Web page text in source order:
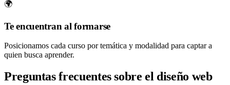
🌍
Te encuentran al formarse
Posicionamos cada curso por temática y modalidad para captar a
quien busca aprender.
Preguntas frecuentes sobre el diseño web